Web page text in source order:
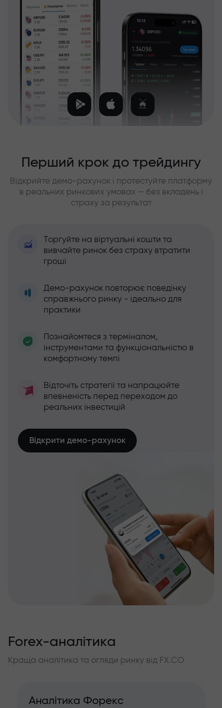
Перший крок до трейдингу
Відкрийте демо-рахунок і протестуйте платформу
в реальних ринкових умовах — без вкладень і
страху за результат
Торгуйте на віртуальні кошти та
вивчайте ринок без страху втратити
гроші
Демо-рахунок повторює поведінку
справжнього ринку - ідеально для
практики
Познайомтеся з терміналом,
інструментами та функціональністю в
комфортному темпі
Відточіть стратегії та напрацюйте
впевненість перед переходом до
реальних інвестицій
Відкрити демо-рахунок
Forex-аналітика
Краща аналітика та огляди ринку від FX.CO
Аналітика Форекс